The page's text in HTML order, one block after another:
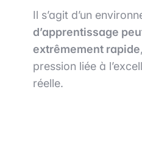
Il s’agit d’un
d’apprentissage
extrêmement rapide
pression liée à
réelle.